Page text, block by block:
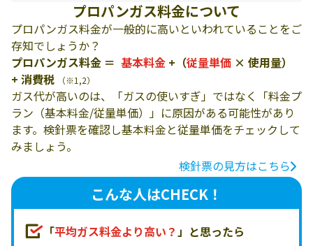
プロパンガス料金について
プロパンガス料金が一般的に高いといわれていることをご
存知でしょうか？
プロパンガス料金 ＝ 基本料金 +（従量単価 × 使用量）
+ 消費税
（※1,2）
ガス代が高いのは、「ガスの使いすぎ」ではなく「料金プ
ラン（基本料金/従量単価）」に原因がある可能性があり
ます。検針票を確認し基本料金と従量単価をチェックして
みましょう。
検針票の見方はこちら
こんな人はCHECK！
「平均ガス料金より高い？」と思ったら